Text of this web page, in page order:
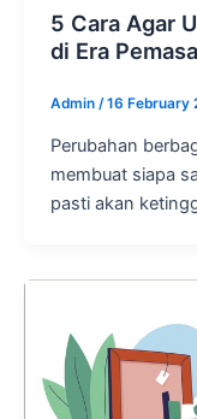
5 Cara Agar
di Era
Admin /16 February
Perubahan
membuat siapa
pasti akan